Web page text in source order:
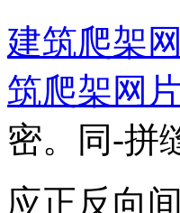
建筑爬架
筑爬架网
密。同-拼
应正反向